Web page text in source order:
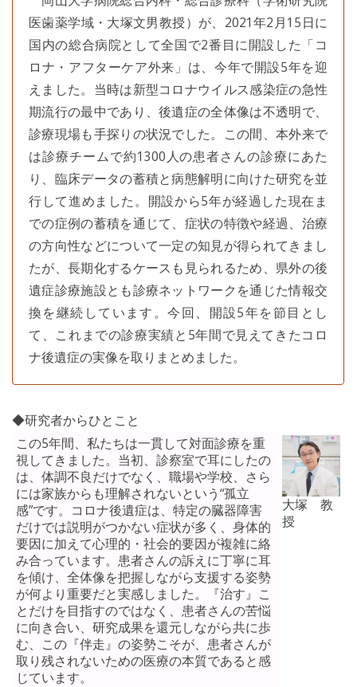
医歯薬学域・大塚文男教授）が、2021年2月15日に
国内の総合病院として全国で2番目に開設した「コ
ロナ・アフターケア外来」は、今年で開設5年を迎
えました。当時は新型コロナウイルス感染症の急性
期流行の最中であり、後遺症の全体像は不透明で、
診療現場も手探りの状況でした。この間、本外来で
は診療チームで約1300人の患者さんの診療にあた
り、臨床データの蓄積と病態解明に向けた研究を並
行して進めました。開設から5年が経過した現在ま
での症例の蓄積を通じて、症状の特徴や経過、治療
の方向性などについて一定の知見が得られてきまし
たが、長期化するケースも見られるため、県外の後
遺症診療施設とも診療ネットワークを通じた情報交
換を継続しています。今回、開設5年を節目とし
て、これまでの診療実績と5年間で見えてきたコロ
ナ後遺症の実像を取りまとめました。
◆研究者からひとこと
この5年間、私たちは一貫して対面診療を重
視してきました。当初、診察室で耳にしたの
は、体調不良だけでなく、職場や学校、さら
には家族からも理解されないという“孤立
感”です。コロナ後遺症は、特定の臓器障害
だけでは説明がつかない症状が多く、身体的
要因に加えて心理的・社会的要因が複雑に絡
み合っています。患者さんの訴えに丁寧に耳
を傾け、全体像を把握しながら支援する姿勢
が何より重要だと実感しました。『治す』こ
とだけを目指すのではなく、患者さんの苦悩
に向き合い、研究成果を還元しながら共に歩
む、この『伴走』の姿勢こそが、患者さんが
取り残されないための医療の本質であると感
じています。
大塚 教
授